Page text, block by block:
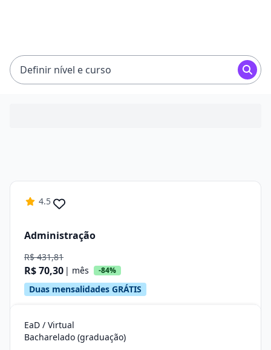
Definir nível e curso
4.5
Administração
R$ 431,81
R$ 70,30 | mês -84%
Duas mensalidades GRÁTIS
EaD / Virtual
Bacharelado (graduação)